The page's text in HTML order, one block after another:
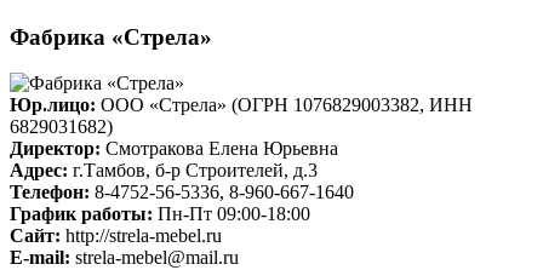
Фабрика «Стрела»
Юр.лицо: ООО «Стрела» (ОГРН 1076829003382, ИНН
6829031682)
Директор: Смотракова Елена Юрьевна
Адрес: г.Тамбов, б-р Строителей, д.3
Телефон: 8-4752-56-5336, 8-960-667-1640
График работы: Пн-Пт 09:00-18:00
Cайт: http://strela-mebel.ru
E-mail: strela-mebel@mail.ru